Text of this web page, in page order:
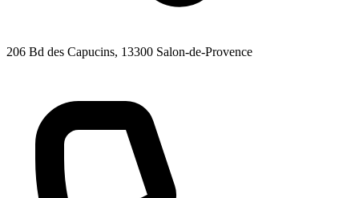
206 Bd des Capucins, 13300 Salon-de-Provence